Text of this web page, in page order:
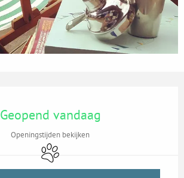
Geopend vandaag
Openingstijden bekijken
Dieren toegelaten